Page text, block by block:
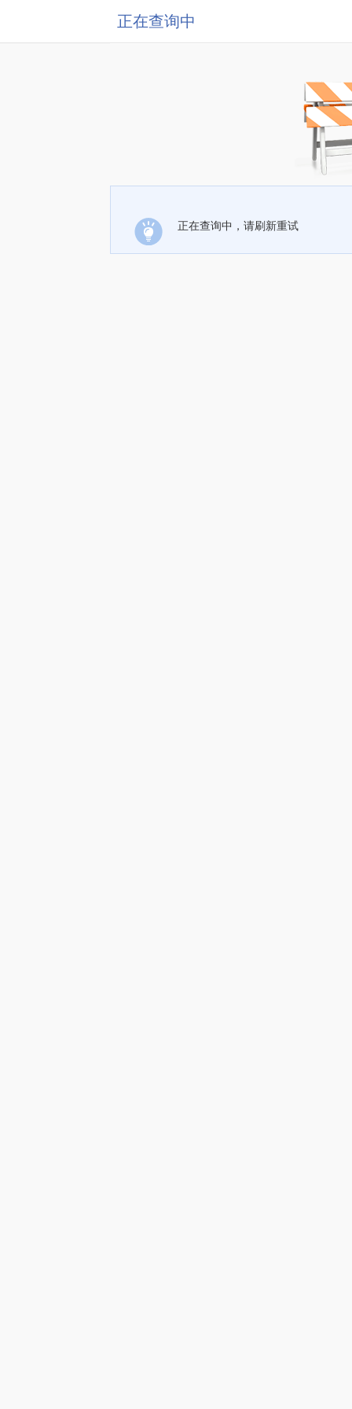
正在查询中
正在查询中，请刷新重试